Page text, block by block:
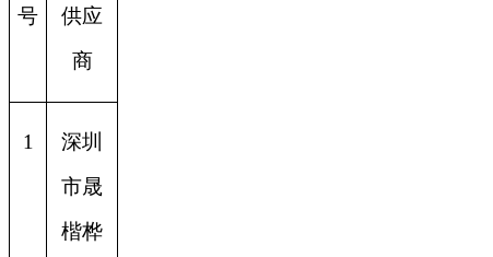
号
供应
商
1
深圳
市晟
楷桦